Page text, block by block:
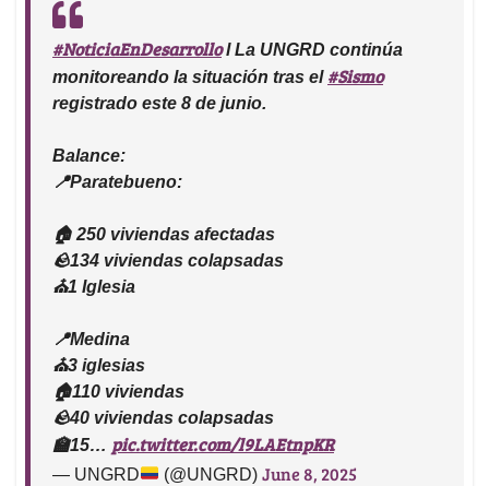
#NoticiaEnDesarrollol La UNGRD continúa
monitoreando la situación tras el #Sismo
registrado este 8 de junio.
Balance:
📍Paratebueno:
🏠 250 viviendas afectadas
🪨134 viviendas colapsadas
⛪️1 Iglesia
📍Medina
⛪️3 iglesias
🏠110 viviendas
🪨40 viviendas colapsadas
🏫15… pic.twitter.com/l9LAEtnpKR
— UNGRD (@UNGRD)June 8, 2025